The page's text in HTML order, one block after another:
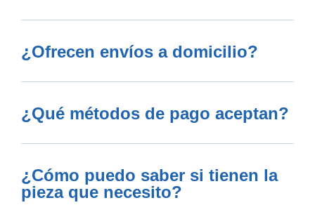
¿Ofrecen envíos a domicilio?
¿Qué métodos de pago aceptan?
¿Cómo puedo saber si tienen la
pieza que necesito?